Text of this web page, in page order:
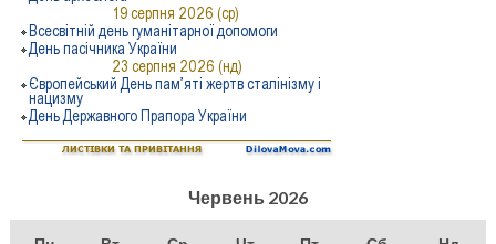
Червень 2026